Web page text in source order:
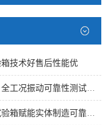
技术好售后性能优